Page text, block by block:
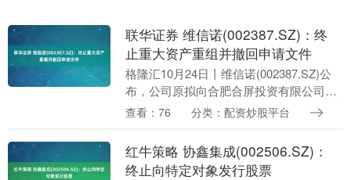
联华证券 维信诺(002387.SZ)：终
止重大资产重组并撤回申请文件
格隆汇10月24日丨维信诺(002387.SZ)公
布，公司原拟向合肥合屏投资有限公司、
合肥芯屏产业投资基金（有限合伙）、合
购....
查看：76 分类：配资炒股平台
红牛策略 协鑫集成(002506.SZ)：
终止向特定对象发行股票